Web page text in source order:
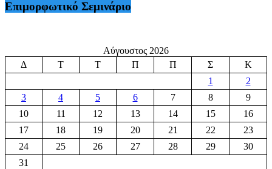
Επιμορφωτικό Σεμινάριο
Αύγουστος 2026
Δ
Τ Τ Π Π Σ
Κ
1
2
3
4 5 6 7 8
9
10
11 12 13 14 15
16
17
18 19 20 21 22
23
24
25 26 27 28 29
30
31